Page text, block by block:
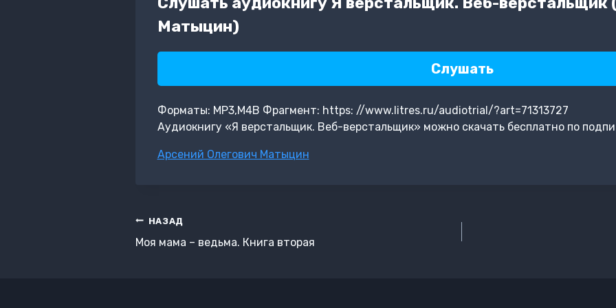
Матыцин)
Слушать
Форматы: MP3,M4B Фрагмент: https: //www.litres.ru/audiotrial/?art=71313727
Аудиокнигу «Я верстальщик. Веб-верстальщик» можно скачать бесплатно по
Метки
Арсений Олегович Матыцин
Навигация
по
НАЗАД
Моя мама – ведьма. Книга вторая